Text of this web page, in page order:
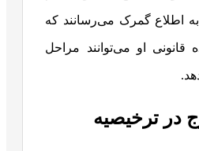
اطلاع گمرک می‌رسانند که
قانونی او می‌توانند مراحل
در ترخیصیه